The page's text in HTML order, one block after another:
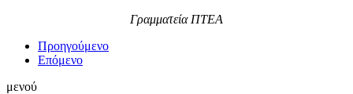
Γραμματεία ΠΤΕΑ
Προηγούμενο
Επόμενο
μενού